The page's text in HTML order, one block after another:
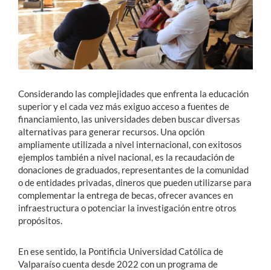
Alumni
English
Considerando las complejidades que enfrenta la educación
superior y el cada vez más exiguo acceso a fuentes de
financiamiento, las universidades deben buscar diversas
alternativas para generar recursos. Una opción
ampliamente utilizada a nivel internacional, con exitosos
ejemplos también a nivel nacional, es la recaudación de
donaciones de graduados, representantes de la comunidad
o de entidades privadas, dineros que pueden utilizarse para
complementar la entrega de becas, ofrecer avances en
infraestructura o potenciar la investigación entre otros
propósitos.
En ese sentido, la Pontificia Universidad Católica de
Valparaíso cuenta desde 2022 con un programa de